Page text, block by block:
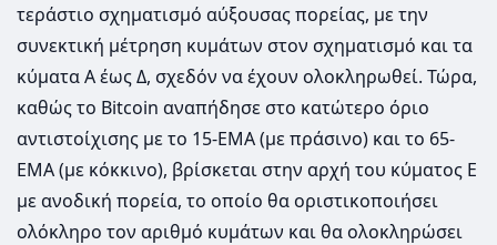
τεράστιο σχηματισμό αύξουσας πορείας, με την
συνεκτική μέτρηση κυμάτων στον σχηματισμό και τα
κύματα Α έως Δ, σχεδόν να έχουν ολοκληρωθεί. Τώρα,
καθώς το Bitcoin αναπήδησε στο κατώτερο όριο
αντιστοίχισης με το 15-EMA (με πράσινο) και το 65-
EMA (με κόκκινο), βρίσκεται στην αρχή του κύματος Ε
με ανοδική πορεία, το οποίο θα οριστικοποιήσει
ολόκληρο τον αριθμό κυμάτων και θα ολοκληρώσει